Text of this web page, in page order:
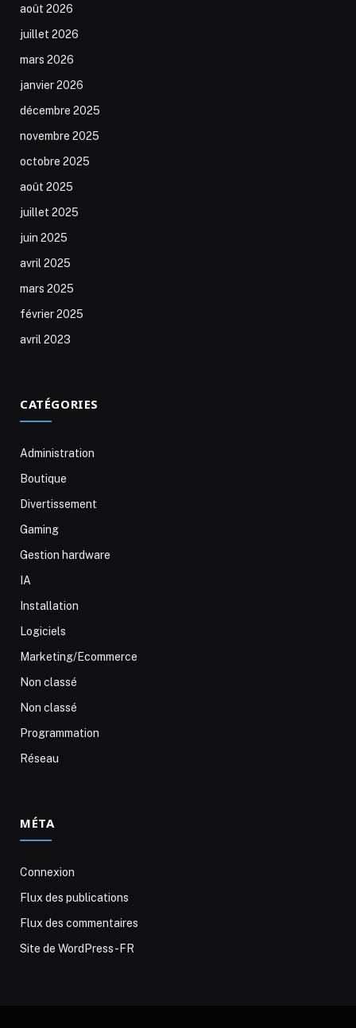
août 2026
juillet 2026
mars 2026
janvier 2026
décembre 2025
novembre 2025
octobre 2025
août 2025
juillet 2025
juin 2025
avril 2025
mars 2025
février 2025
avril 2023
CATÉGORIES
Administration
Boutique
Divertissement
Gaming
Gestion hardware
IA
Installation
Logiciels
Marketing/Ecommerce
Non classé
Non classé
Programmation
Réseau
MÉTA
Connexion
Flux des publications
Flux des commentaires
Site de WordPress-FR